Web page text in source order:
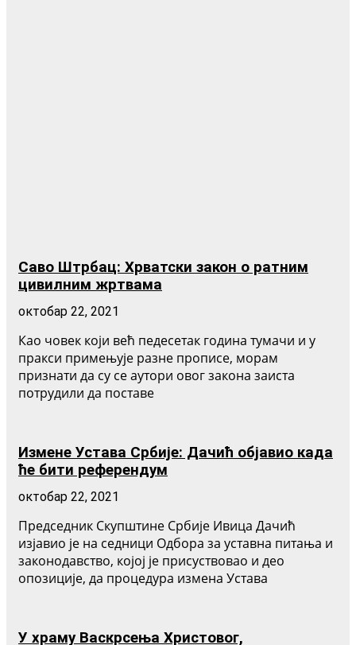
Саво Штрбац: Хрватски закон о ратним
цивилним жртвама
октобар 22, 2021
Као човек који већ педесетак година тумачи и у
пракси примењује разне прописе, морам
признати да су се аутори овог закона заиста
потрудили да поставе
Измене Устава Србије: Дачић објавио када
ће бити референдум
октобар 22, 2021
Председник Скупштине Србије Ивица Дачић
изјавио је на седници Одбора за уставна питања и
законодавство, којој је присуствовао и део
опозиције, да процедура измена Устава
У храму Васкрсења Христовог,